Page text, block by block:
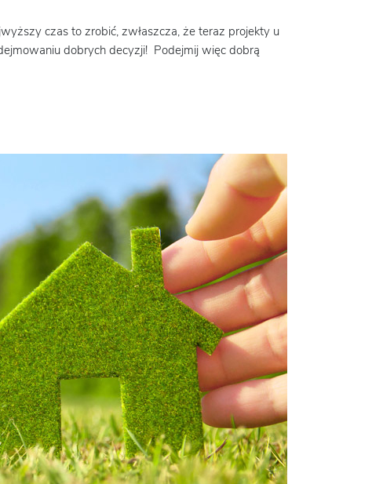
czas to zrobić, zwłaszcza, że teraz projekty u
dobrych decyzji! Podejmij więc dobrą